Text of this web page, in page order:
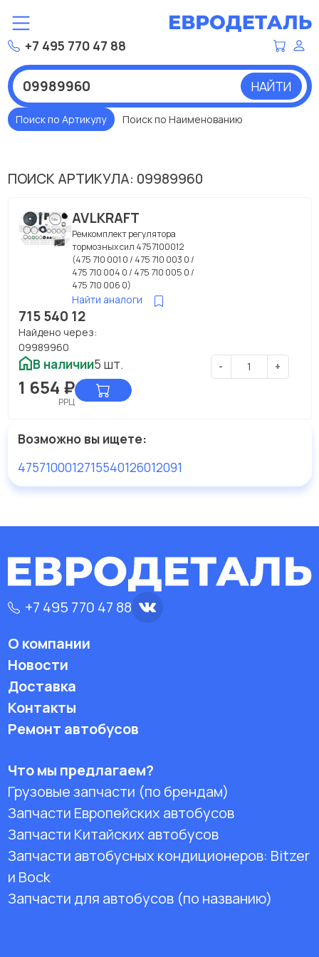
+7 495 770 47 88
НАЙТИ
Поиск по Артикулу Поиск по Наименованию
ПОИСК АРТИКУЛА: 09989960
AVLKRAFT
Ремкомплект регулятора
тормозных сил 4757100012
(475 710 001 0 / 475 710 003 0 /
475 710 004 0 / 475 710 005 0 /
475 710 006 0)
Найти аналоги
715 540 12
Найдено через:
09989960
В наличии5 шт. - +
1 654 ₽
РРЦ
Возможно вы ищете:
4757100012715540126012091
+7 495 770 47 88
О компании
Новости
Доставка
Контакты
Ремонт автобусов
Что мы предлагаем?
Грузовые запчасти (по брендам)
Запчасти Европейских автобусов
Запчасти Китайских автобусов
Запчасти автобусных кондиционеров: Bitzer
и Bock
Запчасти для автобусов (по названию)